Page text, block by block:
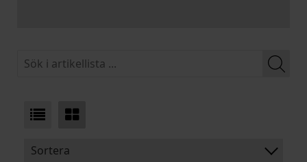
Sortera